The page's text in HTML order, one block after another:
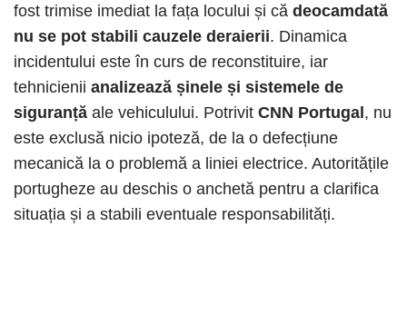
fost trimise imediat la fața locului și că deocamdată
nu se pot stabili cauzele deraierii. Dinamica
incidentului este în curs de reconstituire, iar
tehnicienii analizează șinele și sistemele de
siguranță ale vehiculului. Potrivit CNN Portugal, nu
este exclusă nicio ipoteză, de la o defecțiune
mecanică la o problemă a liniei electrice. Autoritățile
portugheze au deschis o anchetă pentru a clarifica
situația și a stabili eventuale responsabilități.